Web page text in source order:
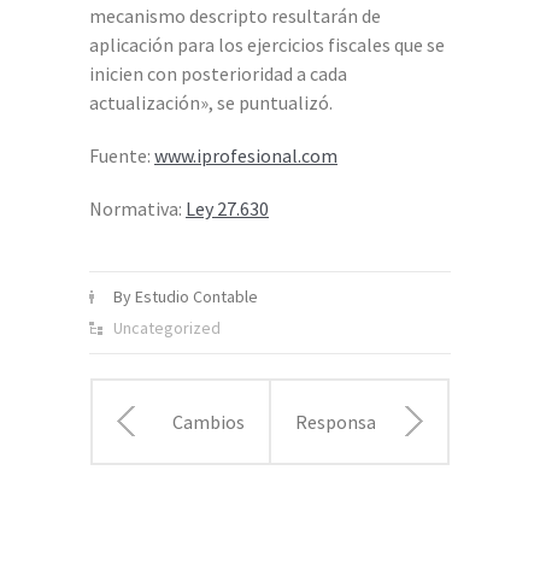
mecanismo descripto resultarán de
aplicación para los ejercicios fiscales que se
inicien con posterioridad a cada
actualización», se puntualizó.
Fuente: www.iprofesional.com
Normativa: Ley 27.630
By Estudio Contable
Uncategorized
Cambios Responsabilidad